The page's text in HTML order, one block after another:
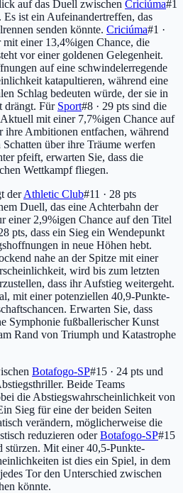
auf das Duell zwischen Criciúma#1
. Es ist ein Aufeinandertreffen, das
senden könnte. Criciúma#1 ·
einer 13,4%igen Chance, die
vor einer goldenen Gelegenheit.
auf eine schwindelerregende
katapultieren, während eine
Schlag bedeuten würde, der sie in
drängt. Für Sport#8 · 29 pts sind die
mit einer 7,7%igen Chance auf
ihre Ambitionen entfachen, während
über ihre Träume werfen
pfeift, erwarten Sie, dass die
Wettkampf fliegen.
derAthletic Club#11 · 28 pts
Duell, das eine Achterbahn der
einer 2,9%igen Chance auf den Titel
pts, dass ein Sieg ein Wendepunkt
in neue Höhen hebt.
nahe an der Spitze mit einer
wird bis zum letzten
dass ihr Aufstieg weitergeht.
mit einer potenziellen 40,9-Punkte-
Erwarten Sie, dass
Symphonie fußballerischer Kunst
Rand von Triumph und Katastrophe
Botafogo-SP#15 · 24 pts und
Beide Teams
die Abstiegswahrscheinlichkeit von
Sieg für eine der beiden Seiten
verändern, möglicherweise die
reduzieren oderBotafogo-SP#15
stürzen. Mit einer 40,5-Punkte-
ist dies ein Spiel, in dem
Tor den Unterschied zwischen
könnte.